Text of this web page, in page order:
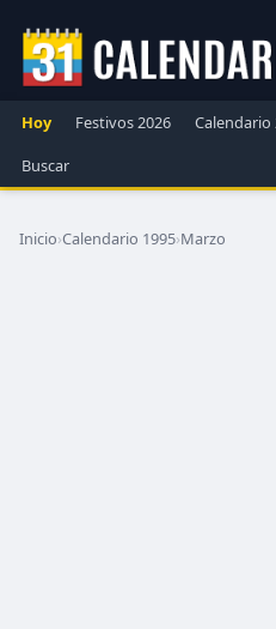
Hoy Festivos 2026 Calendario
Buscar
Inicio›Calendario 1995›Marzo